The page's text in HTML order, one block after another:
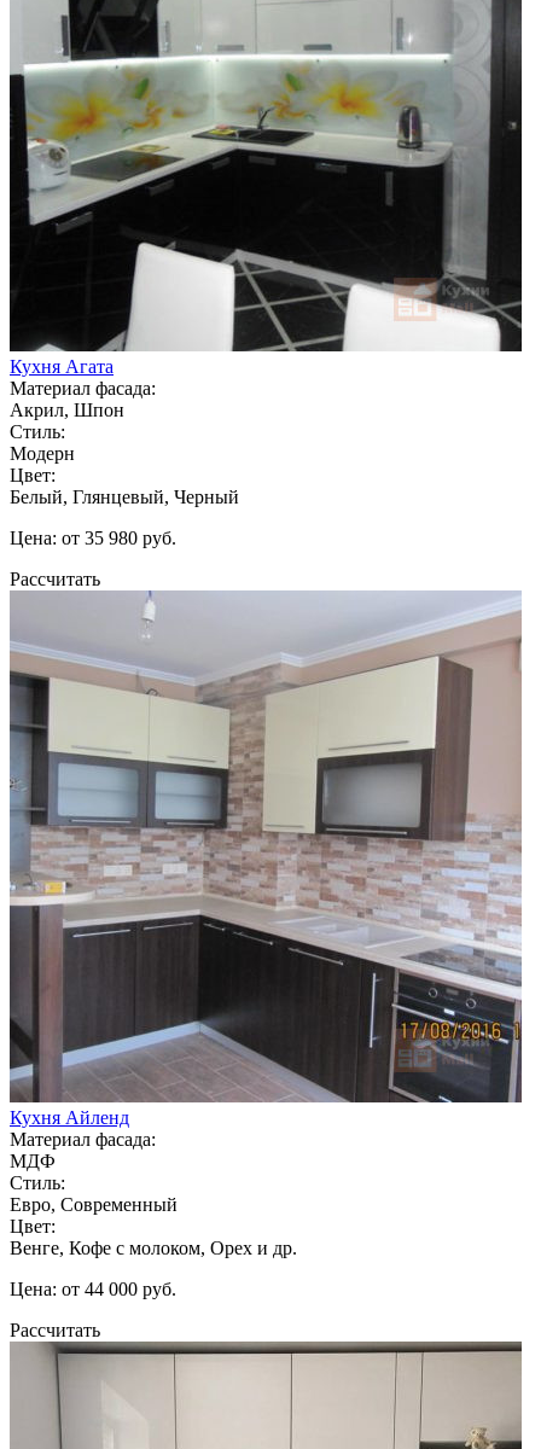
Кухня Агата
Материал фасада:
Акрил, Шпон
Стиль:
Модерн
Цвет:
Белый, Глянцевый, Черный
Цена: от 35 980 руб.
Рассчитать
Кухня Айленд
Материал фасада:
МДФ
Стиль:
Евро, Современный
Цвет:
Венге, Кофе с молоком, Орех и др.
Цена: от 44 000 руб.
Рассчитать